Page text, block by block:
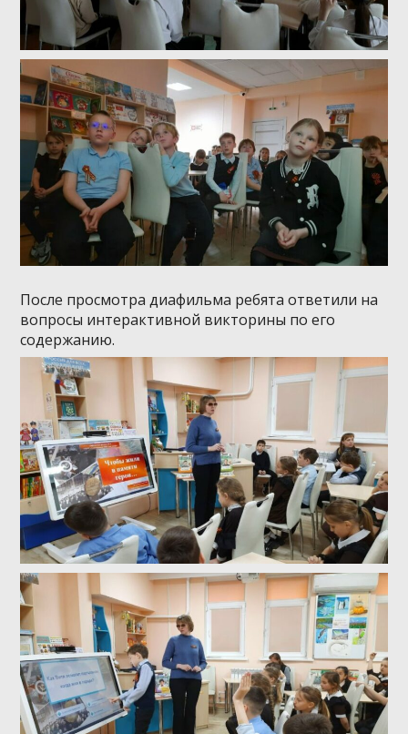
После просмотра диафильма ребята ответили на
вопросы интерактивной викторины по его
содержанию.